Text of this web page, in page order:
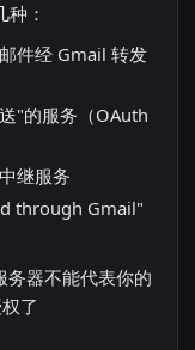
：
件经 Gmail 转发
"的服务（OAuth
继服务
through Gmail"
器不能代表你的
了